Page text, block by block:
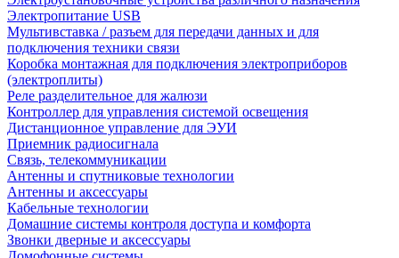
Электропитание USB
Мультивставка / разъем для передачи данных и для
подключения техники связи
Коробка монтажная для подключения электроприборов
(электроплиты)
Реле разделительное для жалюзи
Контроллер для управления системой освещения
Дистанционное управление для ЭУИ
Приемник радиосигнала
Связь, телекоммуникации
Антенны и спутниковые технологии
Антенны и аксессуары
Кабельные технологии
Домашние системы контроля доступа и комфорта
Звонки дверные и аксессуары